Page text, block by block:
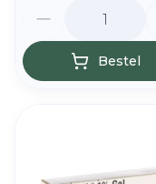
Bestel